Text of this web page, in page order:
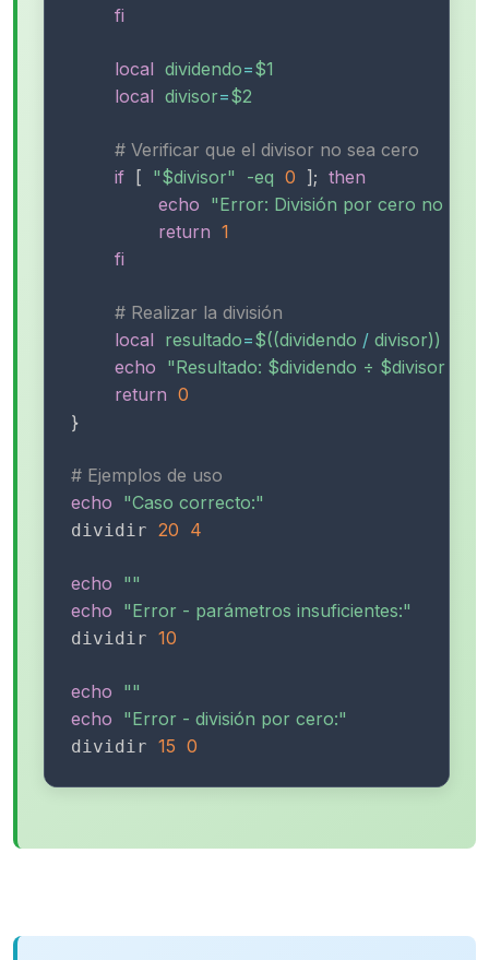
fi
local dividendo=$1
local divisor=$2
# Verificar que el divisor no sea cero
if [ "$divisor" -eq 0 ]; then
echo "Error: División por cero no
return 1
fi
# Realizar la división
local resultado=$((dividendo / divisor))
echo "Resultado: $dividendo ÷ $divisor
return 0
}
# Ejemplos de uso
echo "Caso correcto:"
dividir 20 4
echo ""
echo "Error - parámetros insuficientes:"
dividir 10
echo ""
echo "Error - división por cero:"
dividir 15 0